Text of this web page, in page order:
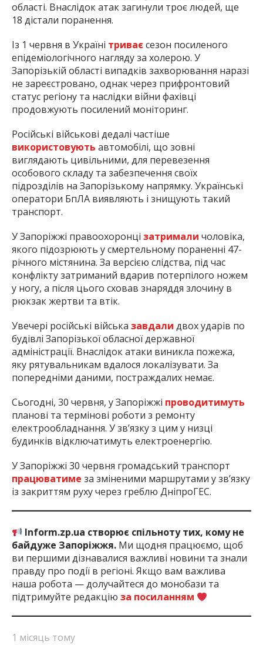
області. Внаслідок атак загинули троє людей, ще
18 дістали поранення.
Із 1 червня в Україні триває сезон посиленого
епідеміологічного нагляду за холерою. У
Запорізькій області випадків захворювання наразі
не зареєстровано, однак через прифронтовий
статус регіону та наслідки війни фахівці
продовжують посилений моніторинг.
Російські військові дедалі частіше
використовують автомобілі, що зовні
виглядають цивільними, для перевезення
особового складу та забезпечення своїх
підрозділів на Запорізькому напрямку. Українські
оператори БпЛА виявляють і знищують такий
транспорт.
У Запоріжжі правоохоронці затримали чоловіка,
якого підозрюють у смертельному пораненні 47-
річного містянина. За версією слідства, під час
конфлікту затриманий вдарив потерпілого ножем
у ногу, а після цього сховав знаряддя злочину в
рюкзак жертви та втік.
Увечері російські війська завдали двох ударів по
будівлі Запорізької обласної державної
адміністрації. Внаслідок атаки виникла пожежа,
яку рятувальникам вдалося локалізувати. За
попередніми даними, постраждалих немає.
Сьогодні, 30 червня, у Запоріжжі проводитимуть
планові та термінові роботи з ремонту
електрообладнання. У зв’язку з цим у низці
будинків відключатимуть електроенергію.
У Запоріжжі 30 червня громадський транспорт
працюватиме за зміненими маршрутами у зв’язку
із закриттям руху через греблю ДніпроГЕС.
Inform.zp.ua створює спільноту тих, кому не
байдуже Запоріжжя. Ми щодня працюємо, щоб
ви першими дізнавалися важливі новини та знали
правду про події в регіоні. Якщо вам важлива
наша робота — долучайтеся до монобази та
підтримуйте редакцію за посиланням
1 місяць тому